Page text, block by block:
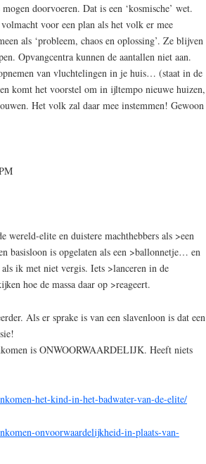
doorvoeren. Dat is een ‘kosmische’ wet.
voor een plan als het volk er mee
als ‘probleem, chaos en oplossing’. Ze blijven
Opvangcentra kunnen de aantallen niet aan.
van vluchtelingen in je huis… (staat in de
komt het voorstel om in ijltempo nieuwe huizen,
Het volk zal daar mee instemmen! Gewoon
wereld-elite en duistere machthebbers als >een
basisloon is opgelaten als een >ballonnetje… en
ik met niet vergis. Iets >lanceren in de
hoe de massa daar op >reageert.
Als er sprake is van een slavenloon is dat een
is ONWOORWAARDELIJK. Heeft niets
het-kind-in-het-badwater-van-de-elite/
onvoorwaardelijkheid-in-plaats-van-